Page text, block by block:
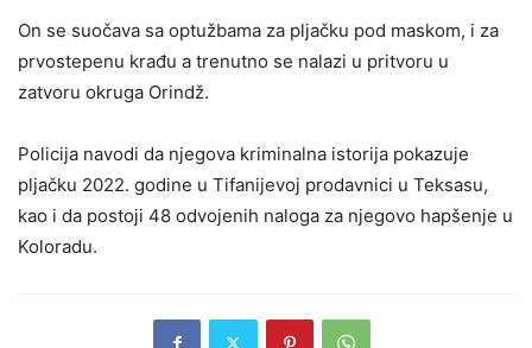
On se suočava sa optužbama za pljačku pod maskom, i za
prvostepenu krađu a trenutno se nalazi u pritvoru u
zatvoru okruga Orindž.
Policija navodi da njegova kriminalna istorija pokazuje
pljačku 2022. godine u Tifanijevoj prodavnici u Teksasu,
kao i da postoji 48 odvojenih naloga za njegovo hapšenje u
Koloradu.